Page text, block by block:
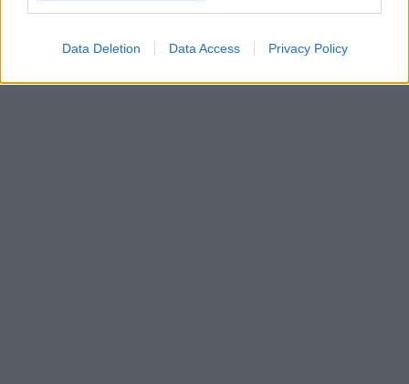
Data Deletion Data Access Privacy Policy